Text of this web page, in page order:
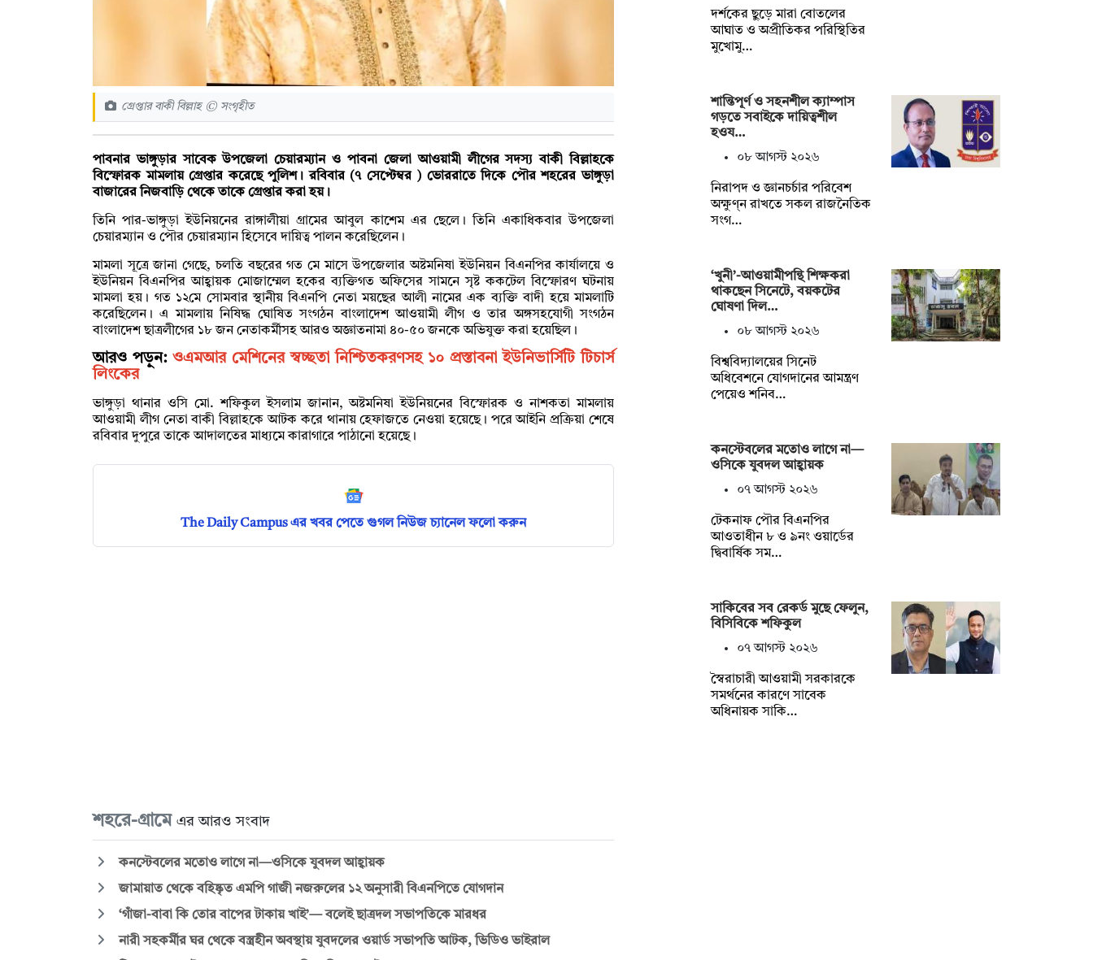
গ্রেপ্তার বাকী বিল্লাহ © সংগৃহীত
পাবনার ভাঙ্গুড়ার সাবেক উপজেলা চেয়ারম্যান ও পাবনা জেলা আওয়ামী লীগের সদস্য বাকী বিল্লাহকে
বিস্ফোরক মামলায় গ্রেপ্তার করেছে পুলিশ। রবিবার (৭ সেপ্টেম্বর ) ভোররাতে দিকে পৌর শহরের ভাঙ্গুড়া
বাজারের নিজবাড়ি থেকে তাকে গ্রেপ্তার করা হয়।
তিনি পার-ভাঙ্গুড়া ইউনিয়নের রাঙ্গালীয়া গ্রামের আবুল কাশেম এর ছেলে। তিনি একাধিকবার উপজেলা
চেয়ারম্যান ও পৌর চেয়ারম্যান হিসেবে দায়িত্ব পালন করেছিলেন।
মামলা সূত্রে জানা গেছে, চলতি বছরের গত মে মাসে উপজেলার অষ্টমনিষা ইউনিয়ন বিএনপির কার্যালয়ে ও
ইউনিয়ন বিএনপির আহ্বায়ক মোজাম্মেল হকের ব্যক্তিগত অফিসের সামনে সৃষ্ট ককটেল বিস্ফোরণ ঘটনায়
মামলা হয়। গত ১২মে সোমবার স্থানীয় বিএনপি নেতা ময়ছের আলী নামের এক ব্যক্তি বাদী হয়ে মামলাটি
করেছিলেন। এ মামলায় নিষিদ্ধ ঘোষিত সংগঠন বাংলাদেশ আওয়ামী লীগ ও তার অঙ্গসহযোগী সংগঠন
বাংলাদেশ ছাত্রলীগের ১৮ জন নেতাকর্মীসহ আরও অজ্ঞাতনামা ৪০-৫০ জনকে অভিযুক্ত করা হয়েছিল।
আরও পড়ুন:ওএমআর মেশিনের স্বচ্ছতা নিশ্চিতকরণসহ ১০ প্রস্তাবনা ইউনিভার্সিটি টিচার্স
লিংকের
ভাঙ্গুড়া থানার ওসি মো. শফিকুল ইসলাম জানান, অষ্টমনিষা ইউনিয়নের বিস্ফোরক ও নাশকতা মামলায়
আওয়ামী লীগ নেতা বাকী বিল্লাহকে আটক করে থানায় হেফাজতে নেওয়া হয়েছে। পরে আইনি প্রক্রিয়া শেষে
রবিবার দুপুরে তাকে আদালতের মাধ্যমে কারাগারে পাঠানো হয়েছে।
The Daily Campus এর খবর পেতে গুগল নিউজ চ্যানেল ফলো করুন
শহরে-গ্রামে এর আরও সংবাদ
কনস্টেবলের মতোও লাগে না—ওসিকে যুবদল আহ্বায়ক
জামায়াত থেকে বহিষ্কৃত এমপি গাজী নজরুলের ১২ অনুসারী বিএনপিতে যোগদান
‘গাঁজা-বাবা কি তোর বাপের টাকায় খাই’— বলেই ছাত্রদল সভাপতিকে মারধর
নারী সহকর্মীর ঘর থেকে বস্ত্রহীন অবস্থায় যুবদলের ওয়ার্ড সভাপতি আটক, ভিডিও ভাইরাল
দর্শকের ছুড়ে মারা বোতলের
আঘাত ও অপ্রীতিকর পরিস্থিতির
মুখোমু…
শান্তিপূর্ণ ও সহনশীল ক্যাম্পাস
গড়তে সবাইকে দায়িত্বশীল
হওয…
০৮ আগস্ট ২০২৬
নিরাপদ ও জ্ঞানচর্চার পরিবেশ
অক্ষুণ্ন রাখতে সকল রাজনৈতিক
সংগ…
‘খুনী’-আওয়ামীপন্থি শিক্ষকরা
থাকছেন সিনেটে, বয়কটের
ঘোষণা দিল…
০৮ আগস্ট ২০২৬
বিশ্ববিদ্যালয়ের সিনেট
অধিবেশনে যোগদানের আমন্ত্রণ
পেয়েও শনিব…
কনস্টেবলের মতোও লাগে না—
ওসিকে যুবদল আহ্বায়ক
০৭ আগস্ট ২০২৬
টেকনাফ পৌর বিএনপির
আওতাধীন ৮ ও ৯নং ওয়ার্ডের
দ্বিবার্ষিক সম…
সাকিবের সব রেকর্ড মুছে ফেলুন,
বিসিবিকে শফিকুল
০৭ আগস্ট ২০২৬
স্বৈরাচারী আওয়ামী সরকারকে
সমর্থনের কারণে সাবেক
অধিনায়ক সাকি…